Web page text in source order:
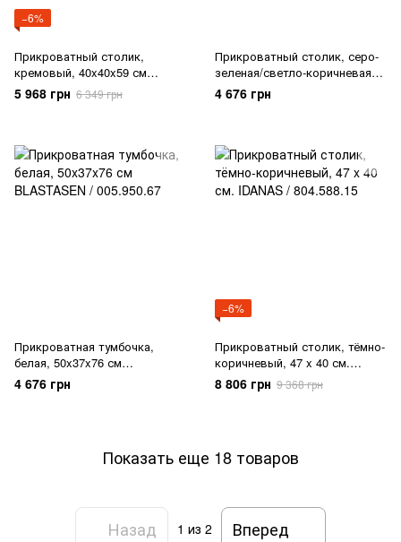
−6%
Прикроватный столик,
кремовый, 40x40x59 см
TONSTAD / 805.100.07
5 968 грн 6 349 грн
Прикроватный столик, серо-
зеленая/светло-коричневая
морилка, 46 x 35 см. HEMNES
/ 506.107.39
4 676 грн
Прикроватная тумбочка,
белая, 50x37x76 см
BLASTASEN / 005.950.67
4 676 грн
−6%
Прикроватный столик, тёмно-
коричневый, 47 x 40 см.
IDANAS / 804.588.15
8 806 грн 9 368 грн
Показать еще 18 товаров
Назад 1 из 2 Вперед